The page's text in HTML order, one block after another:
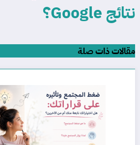
نتائج Google؟
مقالات ذات صلة